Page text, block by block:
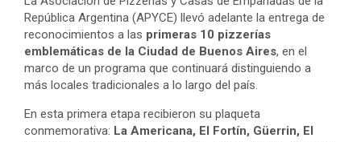
República Argentina (APYCE) llevó adelante la entrega de
reconocimientos a las primeras 10 pizzerías
emblemáticas de la Ciudad de Buenos Aires, en el
marco de un programa que continuará distinguiendo a
más locales tradicionales a lo largo del país.
En esta primera etapa recibieron su plaqueta
conmemorativa: La Americana, El Fortín, Güerrin, El